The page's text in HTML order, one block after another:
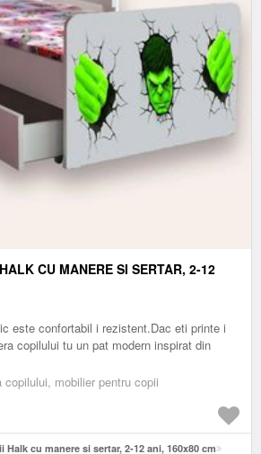
CU MANERE SI SERTAR, 2-12
este confortabil i rezistent.Dac eti printe i
copilului tu un pat modern inspirat din
mobilier pentru copii
cu manere si sertar, 2-12 ani, 160x80 cm